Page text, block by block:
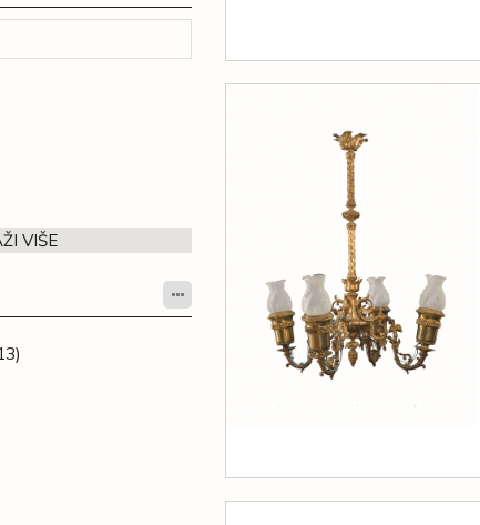
VIŠE